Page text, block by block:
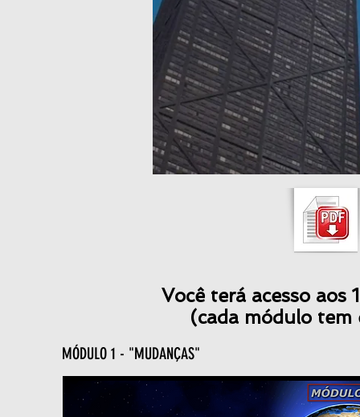
Você terá acesso aos
(cada módulo tem
MÓDULO 1 - "MUDANÇAS"